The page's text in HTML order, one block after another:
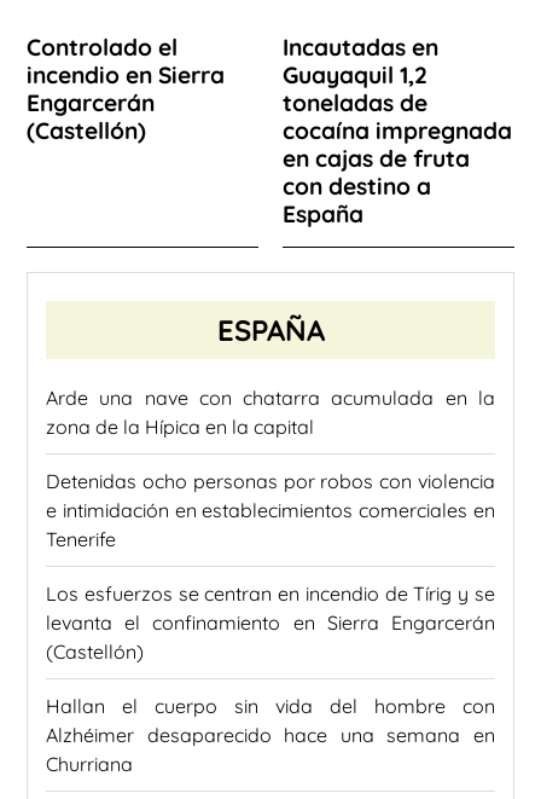
Controlado el
incendio en Sierra
Engarcerán
(Castellón)
Incautadas en
Guayaquil 1,2
toneladas de
cocaína impregnada
en cajas de fruta
con destino a
España
ESPAÑA
Arde una nave con chatarra acumulada en la
zona de la Hípica en la capital
Detenidas ocho personas por robos con violencia
e intimidación en establecimientos comerciales en
Tenerife
Los esfuerzos se centran en incendio de Tírig y se
levanta el confinamiento en Sierra Engarcerán
(Castellón)
Hallan el cuerpo sin vida del hombre con
Alzhéimer desaparecido hace una semana en
Churriana